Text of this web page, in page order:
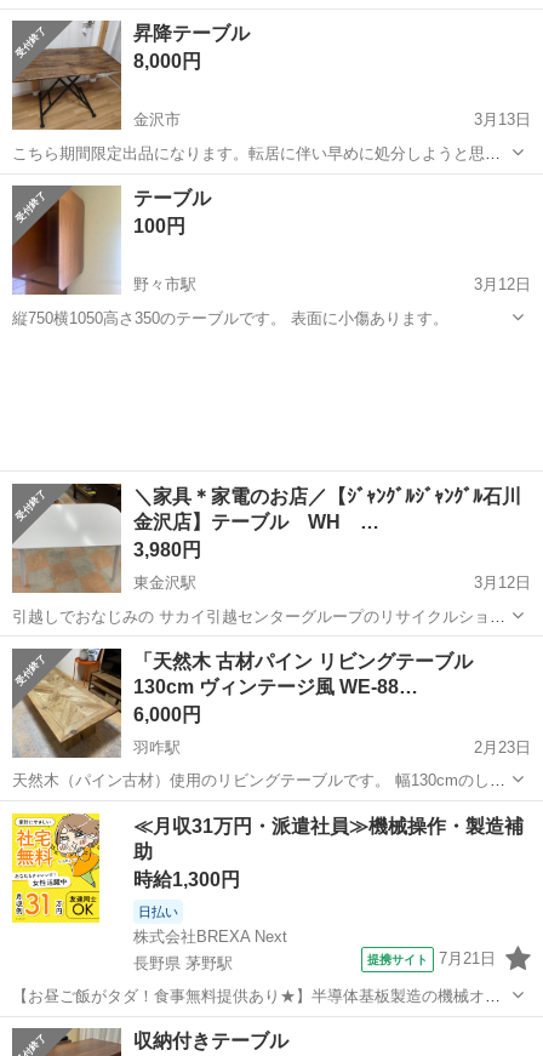
い。
石川 小松市 小松駅 テーブル
昇降テーブル
8,000円
金沢市
3月13日
こちら期間限定出品になります。転居に伴い早めに処分しようと思う
ので興味のある方は気軽にお問い合わせ下さい。 昇降テーブル キャ
スター付き サイズ 幅100cm×奥行55cm オイルとガスの圧力により
11〜70cmまで高さを...
石川 金沢市 テーブル
テーブル
100円
野々市駅
3月12日
縦750横1050高さ350のテーブルです。 表面に小傷あります。
＼家具＊家電のお店／【ｼﾞｬﾝｸﾞﾙｼﾞｬﾝｸﾞﾙ石川
金沢店】テーブル WH …
3,980円
東金沢駅
3月12日
引越しでおなじみの サカイ引越センターグループのリサイクルショッ
プ ジャングルジャングル石川金沢店です(*^^*) 店頭ご購入の際に「ジ
モティを見た」と言っていただくと、ジモティ限定価格(表示価格より
7%O...
石川 金沢市 東金沢駅 テーブル ジャングル
「天然木 古材パイン リビングテーブル
130cm ヴィンテージ風 WE-88…
6,000円
羽咋駅
2月23日
天然木（パイン古材）使用のリビングテーブルです。 幅130cmのしっ
かりしたサイズで存在感があります。 ヴィンテージ・男前インテリ
ア・ナチュラル系がお好きな方におすすめです。 古材を使用した重厚
感のあるテーブル...
石川 羽咋市 羽咋駅 テーブル パイン
≪月収31万円・派遣社員≫機械操作・製造補
助
時給1,300円
日払い
株式会社BREXA Next
長野県 茅野駅
提携サイト 7月21日
【お昼ご飯がタダ！食事無料提供あり★】半導体基板製造の機械オペ
レーターや検査作業！未経験活躍中★カップル＆友達同士の応募OK！
赴任旅費会社負担★嬉しい無料送迎◎正社員登用制度あり！マイカー
長野 茅野市 茅野駅 その他
収納付きテーブル